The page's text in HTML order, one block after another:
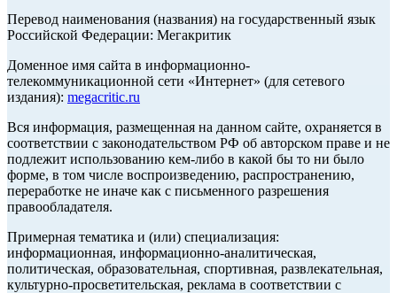
Перевод наименования (названия) на государственный язык
Российской Федерации: Мегакритик
Доменное имя сайта в информационно-
телекоммуникационной сети «Интернет» (для сетевого
издания): megacritic.ru
Вся информация, размещенная на данном сайте, охраняется в
соответствии с законодательством РФ об авторском праве и не
подлежит использованию кем-либо в какой бы то ни было
форме, в том числе воспроизведению, распространению,
переработке не иначе как с письменного разрешения
правообладателя.
Примерная тематика и (или) специализация:
информационная, информационно-аналитическая,
политическая, образовательная, спортивная, развлекательная,
культурно-просветительская, реклама в соответствии с